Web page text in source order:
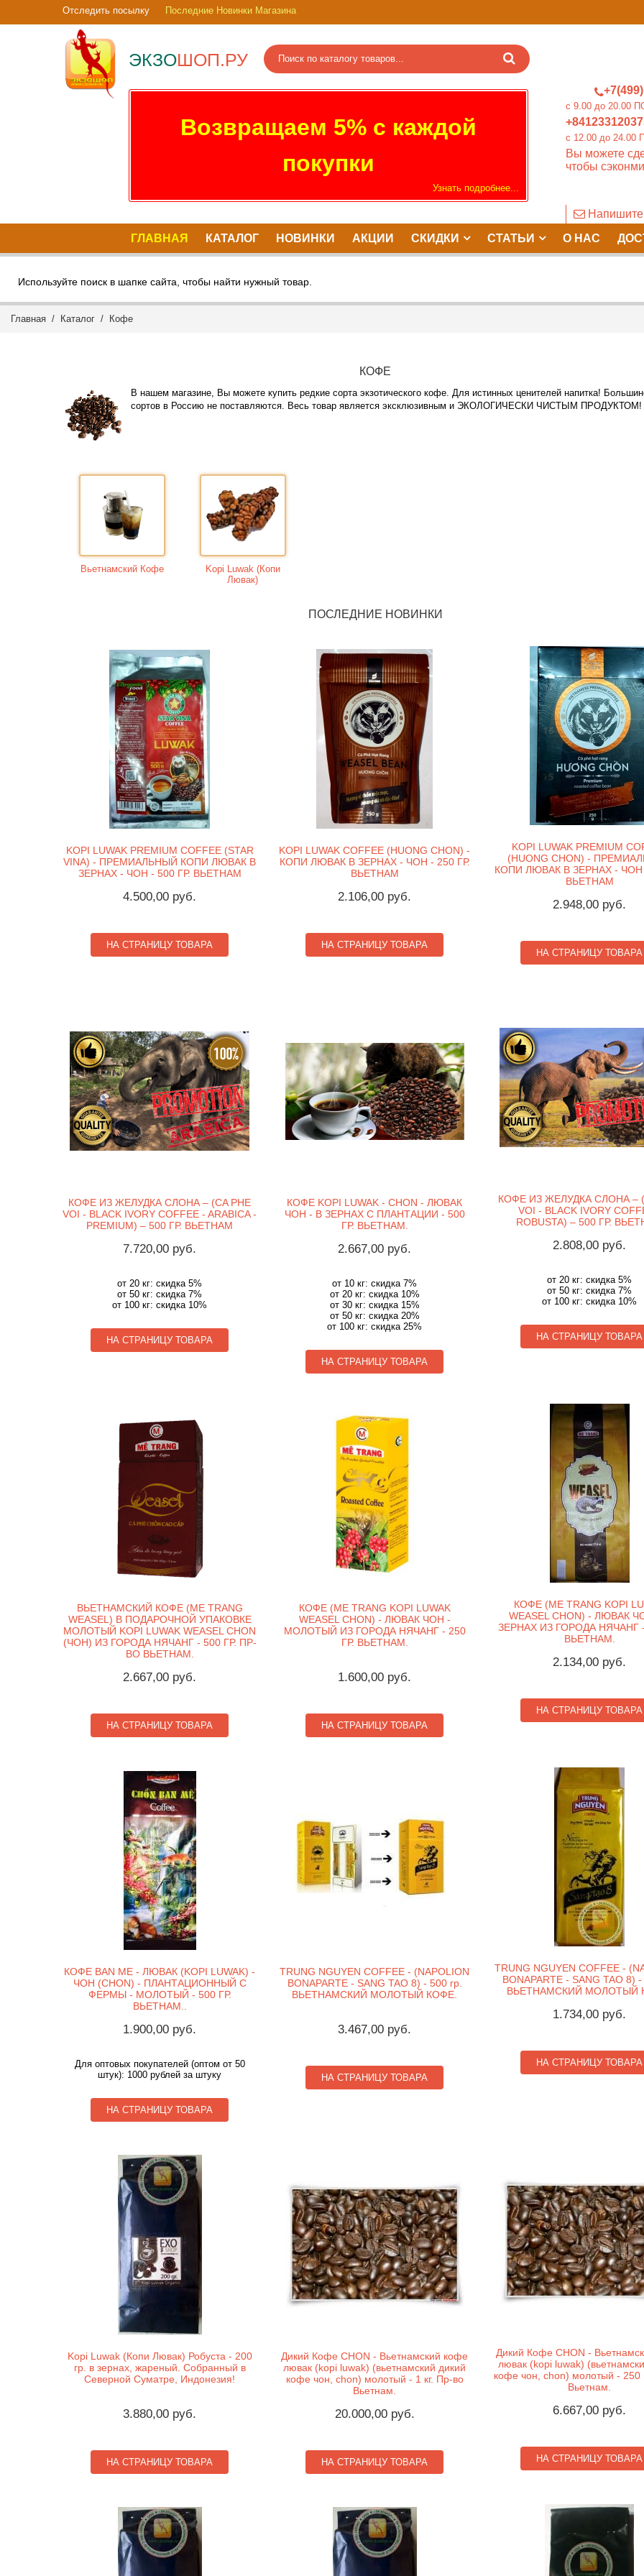
Отследить посылку Последние Новинки Магазина
ЭКЗОШОП.РУ
c 9.00 до
c 12.00 до
Вы можете
чтобы
Возвращаем 5% с каждой
покупки
Узнать подробнее...
ГЛАВНАЯ КАТАЛОГ НОВИНКИ АКЦИИ СКИДКИ СТАТЬИ О НАС
Используйте поиск в шапке сайта, чтобы найти нужный товар.
Главная / Каталог / Кофе
КОФЕ
В нашем магазине, Вы можете купить редкие сорта экзотического кофе. Для истинных ценителей напитка!
сортов в Россию не поставляются. Весь товар является эксклюзивным и ЭКОЛОГИЧЕСКИ ЧИСТЫМ ПРОДУКТОМ!
Вьетнамский Кофе
Kopi Luwak (Копи
Лювак)
ПОСЛЕДНИЕ НОВИНКИ
KOPI LUWAK PREMIUM COFFEE (STAR
VINA) - ПРЕМИАЛЬНЫЙ КОПИ ЛЮВАК В
ЗЕРНАХ - ЧОН - 500 ГР. ВЬЕТНАМ
4.500,00 руб.
НА СТРАНИЦУ ТОВАРА
KOPI LUWAK COFFEE (HUONG CHON) -
КОПИ ЛЮВАК В ЗЕРНАХ - ЧОН - 250 ГР.
ВЬЕТНАМ
2.106,00 руб.
НА СТРАНИЦУ ТОВАРА
KOPI LUWAK PREMIUM
(HUONG CHON) -
КОПИ ЛЮВАК В ЗЕРНАХ - ЧОН
ВЬЕТНАМ
2.948,00 руб.
НА СТРАНИЦУ ТОВАРА
КОФЕ ИЗ ЖЕЛУДКА СЛОНА – (CA PHE
VOI - BLACK IVORY COFFEE - ARABICA -
PREMIUM) – 500 ГР. ВЬЕТНАМ
7.720,00 руб.
от 20 кг: скидка 5%
от 50 кг: скидка 7%
от 100 кг: скидка 10%
НА СТРАНИЦУ ТОВАРА
КОФЕ KOPI LUWAK - CHON - ЛЮВАК
ЧОН - В ЗЕРНАХ С ПЛАНТАЦИИ - 500
ГР. ВЬЕТНАМ.
2.667,00 руб.
от 10 кг: скидка 7%
от 20 кг: скидка 10%
от 30 кг: скидка 15%
от 50 кг: скидка 20%
от 100 кг: скидка 25%
НА СТРАНИЦУ ТОВАРА
КОФЕ ИЗ ЖЕЛУДКА СЛОНА –
VOI - BLACK IVORY
ROBUSTA) – 500 ГР.
2.808,00 руб.
от 20 кг: скидка 5%
от 50 кг: скидка 7%
от 100 кг: скидка 10%
НА СТРАНИЦУ ТОВАРА
ВЬЕТНАМСКИЙ КОФЕ (ME TRANG
WEASEL) В ПОДАРОЧНОЙ УПАКОВКЕ
МОЛОТЫЙ KOPI LUWAK WEASEL CHON
(ЧОН) ИЗ ГОРОДА НЯЧАНГ - 500 ГР. ПР-
ВО ВЬЕТНАМ.
2.667,00 руб.
НА СТРАНИЦУ ТОВАРА
КОФЕ (ME TRANG KOPI LUWAK
WEASEL CHON) - ЛЮВАК ЧОН -
МОЛОТЫЙ ИЗ ГОРОДА НЯЧАНГ - 250
ГР. ВЬЕТНАМ.
1.600,00 руб.
НА СТРАНИЦУ ТОВАРА
КОФЕ (ME TRANG KOPI
WEASEL CHON) - ЛЮВАК
ЗЕРНАХ ИЗ ГОРОДА НЯЧАНГ -
ВЬЕТНАМ.
2.134,00 руб.
НА СТРАНИЦУ ТОВАРА
КОФЕ BAN ME - ЛЮВАК (KOPI LUWAK) -
ЧОН (CHON) - ПЛАНТАЦИОННЫЙ С
ФЕРМЫ - МОЛОТЫЙ - 500 ГР.
ВЬЕТНАМ..
1.900,00 руб.
Для оптовых покупателей (оптом от 50
штук): 1000 рублей за штуку
НА СТРАНИЦУ ТОВАРА
TRUNG NGUYEN COFFEE - (NAPOLION
BONAPARTE - SANG TAO 8) - 500 гр.
ВЬЕТНАМСКИЙ МОЛОТЫЙ КОФЕ.
3.467,00 руб.
НА СТРАНИЦУ ТОВАРА
TRUNG NGUYEN COFFEE -
BONAPARTE - SANG TAO 8) -
ВЬЕТНАМСКИЙ МОЛОТЫЙ
1.734,00 руб.
НА СТРАНИЦУ ТОВАРА
Kopi Luwak (Копи Лювак) Робуста - 200
гр. в зернах, жареный. Собранный в
Северной Суматре, Индонезия!
3.880,00 руб.
НА СТРАНИЦУ ТОВАРА
Дикий Кофе CHON - Вьетнамский кофе
лювак (kopi luwak) (вьетнамский дикий
кофе чон, chon) молотый - 1 кг. Пр-во
Вьетнам.
20.000,00 руб.
НА СТРАНИЦУ ТОВАРА
Дикий Кофе CHON -
лювак (kopi luwak)
кофе чон, chon) молотый - 250
Вьетнам.
6.667,00 руб.
НА СТРАНИЦУ ТОВАРА